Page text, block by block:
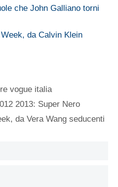
che John Galliano torni
da Calvin Klein
vogue italia
2013: Super Nero
da Vera Wang seducenti